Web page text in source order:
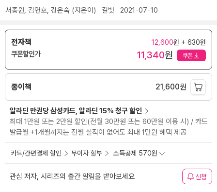
서종원, 김연호, 강은숙 (지은이) 길벗 2021-07-10
전자책 12,600원 + 630원
쿠폰할인가 11,340원 쿠폰
종이책 21,600원
알라딘 만권당 삼성카드, 알라딘 15% 청구 할인
최대 1만원 또는 2만원 할인(전월 30만원 또는 60만원 이용 시) / 카드
발급월 +1개월까지는 전월 실적이 없어도 최대 1만원 혜택 제공
카드/간편결제 할인 무이자 할부 소득공제 570원
관심 저자, 시리즈의 출간 알림을 받아보세요 신청